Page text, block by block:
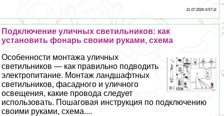
31 07 2026 9:57:11
Подключение уличных светильников: как
установить фонарь своими руками, схема
Особенности монтажа уличных
светильников — как правильно подводить
электропитание. Монтаж ландшафтных
светильников, фасадного и уличного
освещения, какие провода следует
использовать. Пошаговая инструкция по подключению
своими руками, схема....